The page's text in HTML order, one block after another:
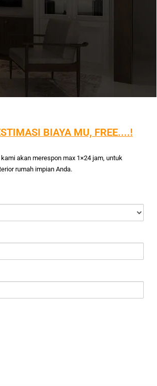
BIAYA MU, FREE....!
akan merespon max 1×24 jam, untuk
rumah impian Anda.